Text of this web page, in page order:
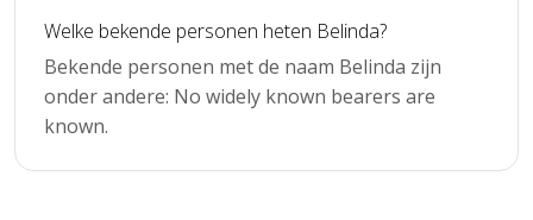
Welke bekende personen heten Belinda?
Bekende personen met de naam Belinda zijn
onder andere: No widely known bearers are
known.